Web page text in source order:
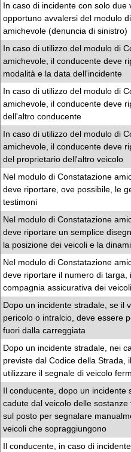
In caso di incidente con solo due
opportuno avvalersi del modulo
amichevole (denuncia di sinistro)
In caso di utilizzo del modulo di
amichevole, il conducente deve
modalità e la data dell'incidente
In caso di utilizzo del modulo di
amichevole, il conducente deve
dell'altro conducente
In caso di utilizzo del modulo di
amichevole, il conducente deve
del proprietario dell'altro veicolo
Nel modulo di Constatazione
deve riportare, ove possibile, le
testimoni
Nel modulo di Constatazione
deve riportare un semplice
la posizione dei veicoli e la
Nel modulo di Constatazione
deve riportare il numero di targa,
compagnia assicurativa dei
Dopo un incidente stradale, se il
pericolo o intralcio, deve essere
fuori dalla carreggiata
Dopo un incidente stradale, nei
previste dal Codice della Strada,
utilizzare il segnale di veicolo
Il conducente, dopo un incidente
cadute dal veicolo delle
sul posto per segnalare
veicoli che sopraggiungono
Il conducente, in caso di